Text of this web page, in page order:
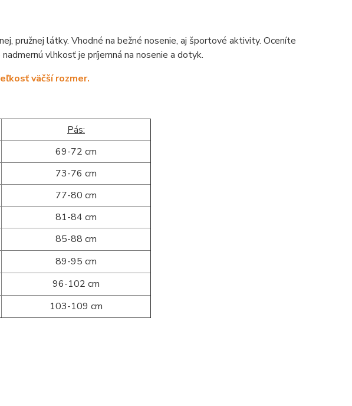
pružnej látky. Vhodné na bežné nosenie, aj športové aktivity. Oceníte
vlhkosť je príjemná na nosenie a dotyk.
väčší rozmer.
Pás:
69-72 cm
73-76 cm
77-80 cm
81-84 cm
85-88 cm
89-95 cm
96-102 cm
103-109 cm